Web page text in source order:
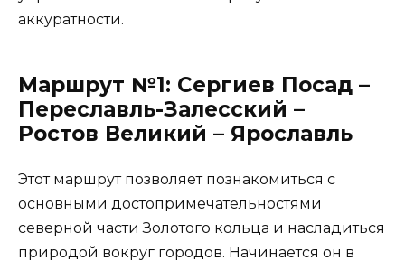
аккуратности.
Маршрут №1: Сергиев Посад –
Переславль-Залесский –
Ростов Великий – Ярославль
Этот маршрут позволяет познакомиться с
основными достопримечательностями
северной части Золотого кольца и насладиться
природой вокруг городов. Начинается он в